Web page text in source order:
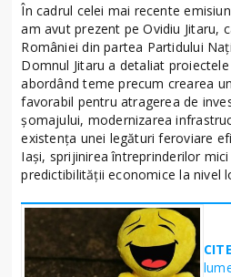
În cadrul celei mai recente
am avut prezent pe Ovidiu Jitaru,
României din partea Partidului
Domnul Jitaru a detaliat
abordând teme precum crearea
favorabil pentru atragerea de
șomajului, modernizarea
existența unei legături feroviare
Iași, sprijinirea întreprinderilor
predictibilității economice la nivel